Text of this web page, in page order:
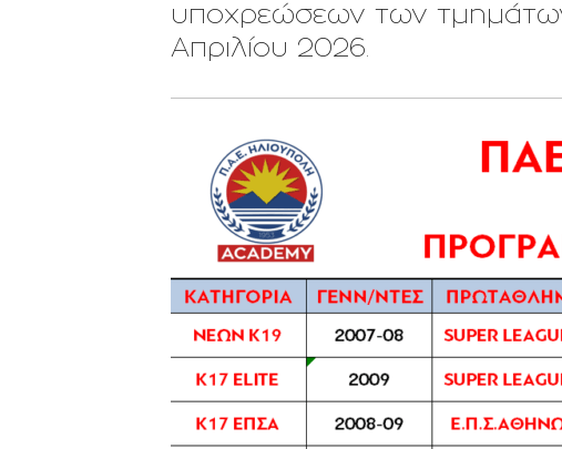
υποχρεώσεων των
Απριλίου 2026.